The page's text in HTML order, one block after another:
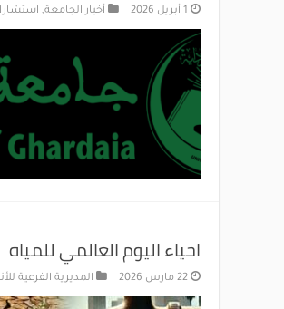
1 أبريل 2026 أخبار الجامعة,
احياء اليوم العالمي للمياه
22 مارس 2026 المديرية الفرعية